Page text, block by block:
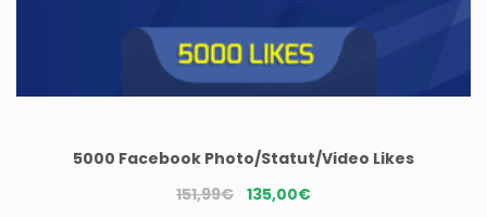
5000 Facebook Photo/Statut/Video Likes
151,99€ Le
135,00€Le